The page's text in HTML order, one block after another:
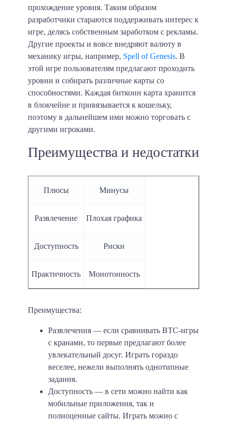
прохождение уровня. Таким образом
разработчики стараются поддерживать интерес к
игре, делясь собственным заработком с рекламы.
Другие проекты и вовсе внедряют валюту в
механику игры, например, Spell of Genesis. В
этой игре пользователям предлагают проходить
уровни и собирать различные карты со
способностями. Каждая биткоин карта хранится
в блокчейне и привязывается к кошельку,
поэтому в дальнейшем ими можно торговать с
другими игроками.
Преимущества и недостатки
Плюсы Минусы
Развлечение Плохая графика
Доступность Риски
Практичность Монотонность
Преимущества:
Развлечения — если сравнивать BTC-игры
с кранами, то первые предлагают более
увлекательный досуг. Играть гораздо
веселее, нежели выполнять однотипные
задания.
Доступность — в сети можно найти как
мобильные приложения, так и
полноценные сайты. Играть можно с